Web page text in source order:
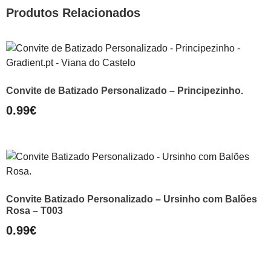
Produtos Relacionados
Convite de Batizado Personalizado – Principezinho.
0.99€
Convite Batizado Personalizado – Ursinho com Balões
Rosa – T003
0.99€